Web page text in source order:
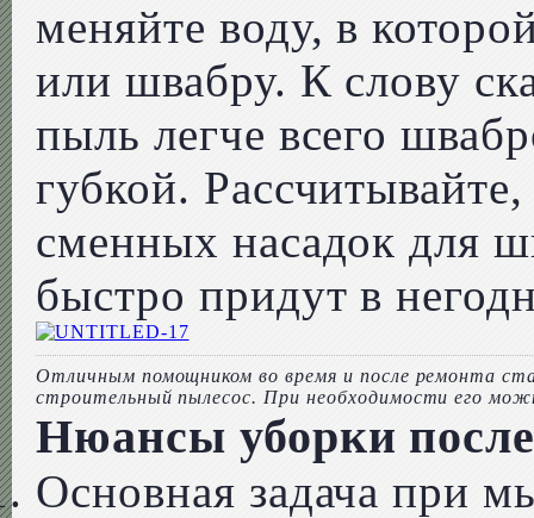
меняйте воду, в
или швабру. К слову
пыль легче всего
губкой.
сменных насадок для
быстро придут в
Отличным помощником во время и после ремонта
строительный пылесос. При необходимости его
Нюансы уборки
Основная задача при